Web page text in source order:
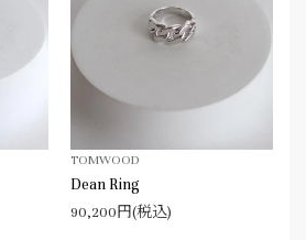
TOMWOOD
Dean Ring
90,200円(税込)